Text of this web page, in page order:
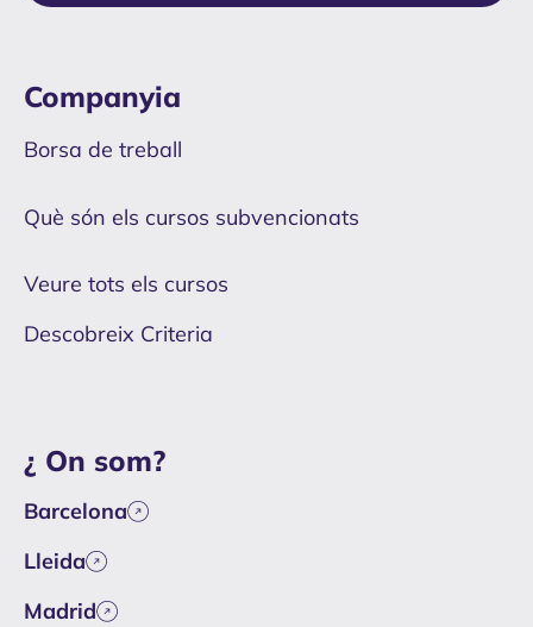
Companyia
Borsa de treball
Què són els cursos subvencionats
Veure tots els cursos
Descobreix Criteria
¿ On som?
Barcelona
Lleida
Madrid